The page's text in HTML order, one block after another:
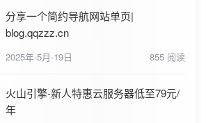
分享一个简约导航网站单页|
blog.qqzzz.cn
2025年-5月-19日 855 阅读
火山引擎-新人特惠云服务器低至79元/
年